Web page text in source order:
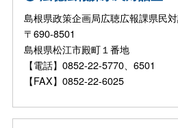
島根県政策企画局広聴広報課県民
〒690-8501
島根県松江市殿町１番地
【電話】0852-22-5770、6501
【FAX】0852-22-6025